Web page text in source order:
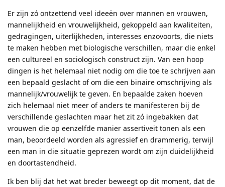
Er zijn zó ontzettend veel ideeën over mannen en vrouwen,
mannelijkheid en vrouwelijkheid, gekoppeld aan kwaliteiten,
gedragingen, uiterlijkheden, interesses enzovoorts, die niets
te maken hebben met biologische verschillen, maar die enkel
een cultureel en sociologisch construct zijn. Van een hoop
dingen is het helemaal niet nodig om die toe te schrijven aan
een bepaald geslacht of om die een binaire omschrijving als
mannelijk/vrouwelijk te geven. En bepaalde zaken hoeven
zich helemaal niet meer of anders te manifesteren bij de
verschillende geslachten maar het zit zó ingebakken dat
vrouwen die op eenzelfde manier assertiveit tonen als een
man, beoordeeld worden als agressief en drammerig, terwijl
een man in die situatie geprezen wordt om zijn duidelijkheid
en doortastendheid.
Ik ben blij dat het wat breder beweegt op dit moment, dat de